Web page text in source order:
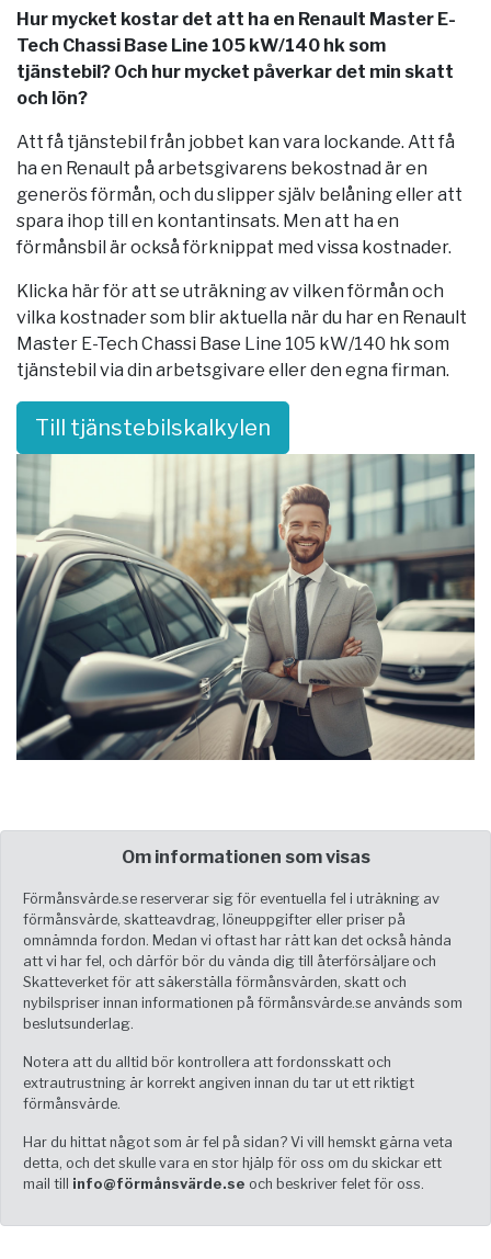
Hur mycket kostar det att ha en Renault Master E-
Tech Chassi Base Line 105 kW/140 hk som
tjänstebil? Och hur mycket påverkar det min skatt
och lön?
Att få tjänstebil från jobbet kan vara lockande. Att få
ha en Renault på arbetsgivarens bekostnad är en
generös förmån, och du slipper själv belåning eller att
spara ihop till en kontantinsats. Men att ha en
förmånsbil är också förknippat med vissa kostnader.
Klicka här för att se uträkning av vilken förmån och
vilka kostnader som blir aktuella när du har en Renault
Master E-Tech Chassi Base Line 105 kW/140 hk som
tjänstebil via din arbetsgivare eller den egna firman.
Till tjänstebilskalkylen
Om informationen som visas
Förmånsvärde.se reserverar sig för eventuella fel i uträkning av
förmånsvärde, skatteavdrag, löneuppgifter eller priser på
omnämnda fordon. Medan vi oftast har rätt kan det också hända
att vi har fel, och därför bör du vända dig till återförsäljare och
Skatteverket för att säkerställa förmånsvärden, skatt och
nybilspriser innan informationen på förmånsvärde.se används som
beslutsunderlag.
Notera att du alltid bör kontrollera att fordonsskatt och
extrautrustning är korrekt angiven innan du tar ut ett riktigt
förmånsvärde.
Har du hittat något som är fel på sidan? Vi vill hemskt gärna veta
detta, och det skulle vara en stor hjälp för oss om du skickar ett
mail till info@förmånsvärde.se och beskriver felet för oss.